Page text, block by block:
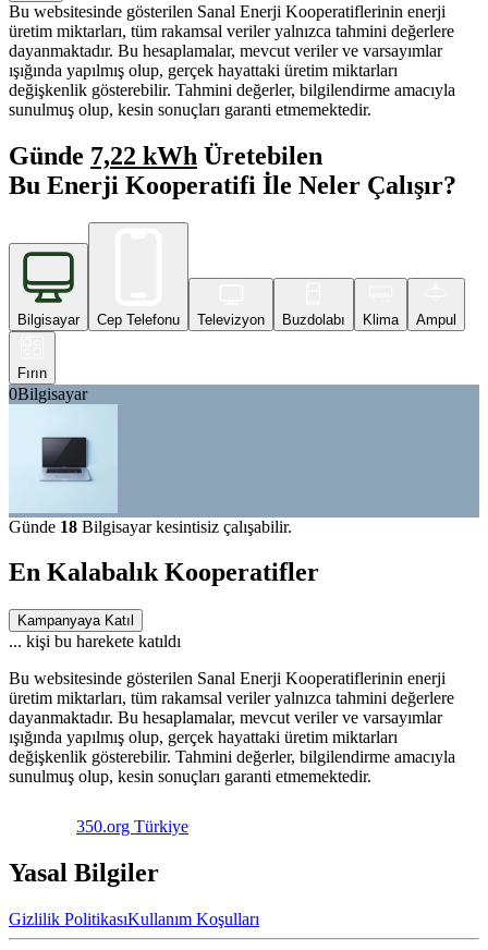
Bu websitesinde gösterilen Sanal Enerji Kooperatiflerinin enerji
üretim miktarları, tüm rakamsal veriler yalnızca tahmini değerlere
dayanmaktadır. Bu hesaplamalar, mevcut veriler ve varsayımlar
ışığında yapılmış olup, gerçek hayattaki üretim miktarları
değişkenlik gösterebilir. Tahmini değerler, bilgilendirme amacıyla
sunulmuş olup, kesin sonuçları garanti etmemektedir.
Günde 7,22 kWh Üretebilen
Bu Enerji Kooperatifi İle Neler Çalışır?
Bilgisayar Cep Telefonu Televizyon Buzdolabı Klima Ampul
Fırın
0Bilgisayar
Günde 18 Bilgisayar kesintisiz çalışabilir.
En Kalabalık Kooperatifler
Kampanyaya Katıl
... kişi bu harekete katıldı
Bu websitesinde gösterilen Sanal Enerji Kooperatiflerinin enerji
üretim miktarları, tüm rakamsal veriler yalnızca tahmini değerlere
dayanmaktadır. Bu hesaplamalar, mevcut veriler ve varsayımlar
ışığında yapılmış olup, gerçek hayattaki üretim miktarları
değişkenlik gösterebilir. Tahmini değerler, bilgilendirme amacıyla
sunulmuş olup, kesin sonuçları garanti etmemektedir.
350.org Türkiye
Yasal Bilgiler
Gizlilik PolitikasıKullanım Koşulları